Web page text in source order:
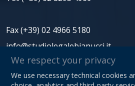
Fax (+39) 02 4966 5180
info@studiolegalebianucci.it
CUI: 08125620966
We respect your privacy
We use necessary technical cookies